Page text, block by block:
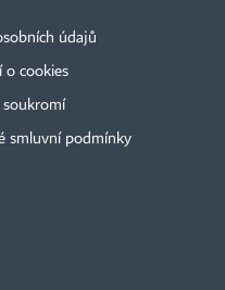
údajů
o cookies
soukromí
smluvní podmínky